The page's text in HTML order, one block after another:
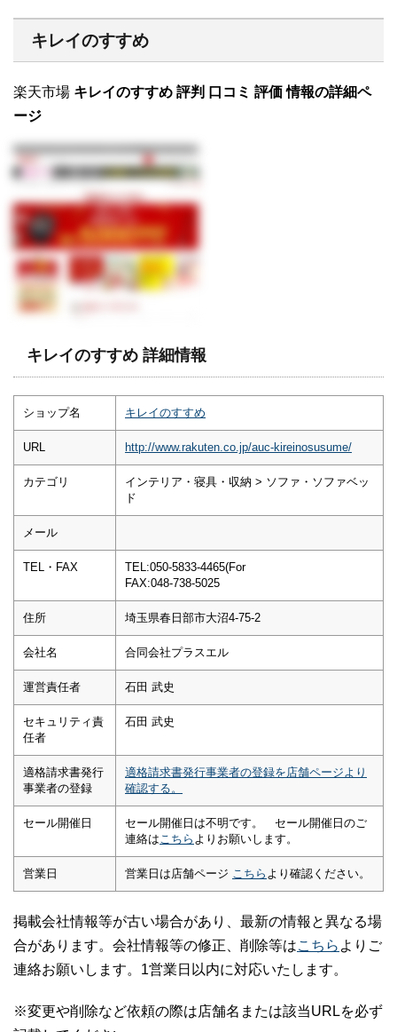
キレイのすすめ
楽天市場 キレイのすすめ 評判 口コミ 評価 情報の詳細ペ
ージ
キレイのすすめ 詳細情報
ショップ名 キレイのすすめ
URL http://www.rakuten.co.jp/auc-kireinosusume/
カテゴリ
インテリア・寝具・収納 > ソファ・ソファベッ
ド
メール
TEL・FAX
TEL:050-5833-4465(For
FAX:048-738-5025
住所 埼玉県春日部市大沼4-75-2
会社名 合同会社プラスエル
運営責任者 石田 武史
セキュリティ責
任者
石田 武史
適格請求書発行
事業者の登録
適格請求書発行事業者の登録を店舗ページより
確認する。
セール開催日
セール開催日は不明です。 セール開催日のご
連絡は こちら よりお願いします。
営業日 営業日は店舗ページ こちら より確認ください。
掲載会社情報等が古い場合があり、最新の情報と異なる場
合があります。会社情報等の修正、削除等はこちら よりご
連絡お願いします。1営業日以内に対応いたします。
※変更や削除など依頼の際は店舗名または該当URLを必ず